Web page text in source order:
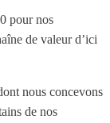
pour nos
de valeur d’ici
nous concevons
de nos